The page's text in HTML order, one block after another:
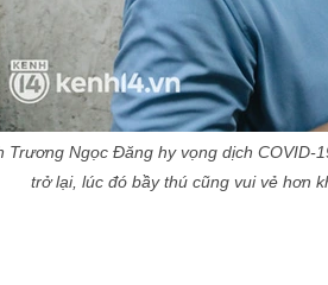
Trương Ngọc Đăng hy vọng dịch COVID-
trở lại, lúc đó bầy thú cũng vui vẻ hơn